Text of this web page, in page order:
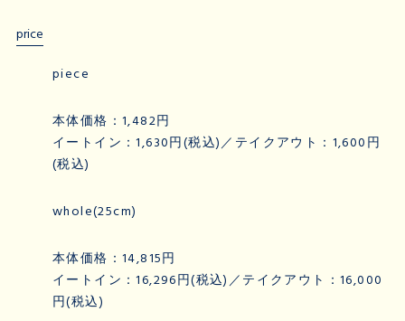
price
piece
本体価格：1,482円
イートイン：1,630円(税込)／テイクアウト：1,600円
(税込)
whole(25cm)
本体価格：14,815円
イートイン：16,296円(税込)／テイクアウト：16,000
円(税込)